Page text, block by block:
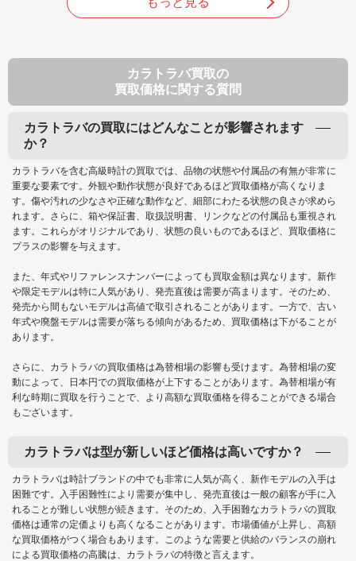
カラトラバ買取の
買取価格に関する質問
カラトラバの買取にはどんなことが影響されます
か？
カラトラバを含む高級時計の買取では、品物の状態や付属品の有無が非常に
重要な要素です。外観や動作状態が良好であるほど買取価格が高くなりま
す。傷や汚れの少なさや正確な動作など、細部にわたる状態の良さが求めら
れます。さらに、箱や保証書、取扱説明書、リンクなどの付属品も重視され
ます。これらがオリジナルであり、状態の良いものであるほど、買取価格に
プラスの影響を与えます。
また、年式やリファレンスナンバーによっても買取金額は異なります。新作
や限定モデルは特に人気があり、発売直後は需要が高まります。そのため、
発売から間もないモデルは高値で取引されることがあります。一方で、古い
年式や廃盤モデルは需要が落ちる傾向があるため、買取価格は下がることが
あります。
さらに、カラトラバの買取価格は為替相場の影響も受けます。為替相場の変
動によって、日本円での買取価格が上下することがあります。為替相場が有
利な時期に買取を行うことで、より高額な買取価格を得ることができる場合
もございます。
カラトラバは型が新しいほど価格は高いですか？
カラトラバは時計ブランドの中でも非常に人気が高く、新作モデルの入手は
困難です。入手困難性により需要が集中し、発売直後は一般の顧客が手に入
れることが難しい状態が続きます。そのため、入手困難なカラトラバの買取
価格は通常の定価よりも高くなることがあります。市場価値が上昇し、高額
な買取価格がつく場合もあります。このような需要と供給のバランスの崩れ
による買取価格の高騰は、カラトラバの特徴と言えます。